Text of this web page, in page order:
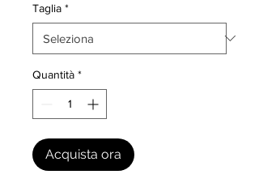
Taglia *
Quantità *
Acquista ora